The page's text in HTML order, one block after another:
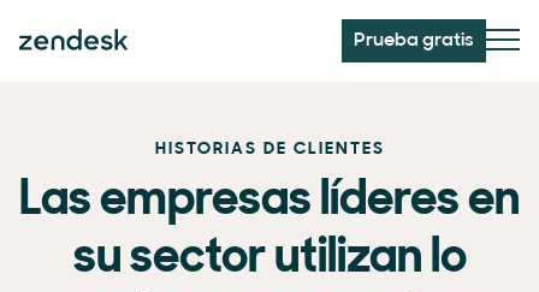
Prueba gratis
HISTORIAS DE CLIENTES
Las empresas líderes en
su sector utilizan lo